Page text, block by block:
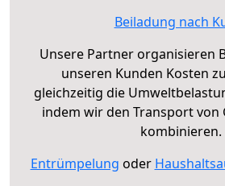
Beiladung nach
Unsere Partner organisieren
unseren Kunden Kosten
gleichzeitig die
indem wir den Transport von
kombinieren.
Entrümpelung oder